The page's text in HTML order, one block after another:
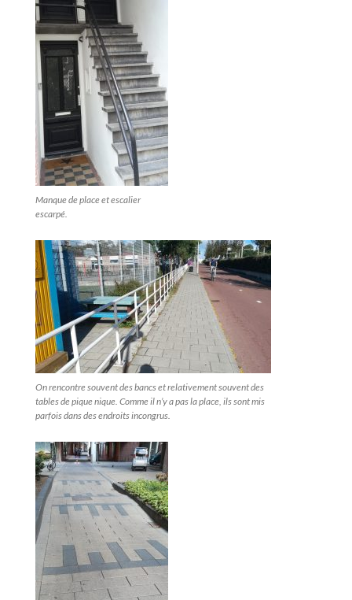
Manque de place et escalier
escarpé.
On rencontre souvent des bancs et relativement souvent des
tables de pique nique. Comme il n’y a pas la place, ils sont mis
parfois dans des endroits incongrus.